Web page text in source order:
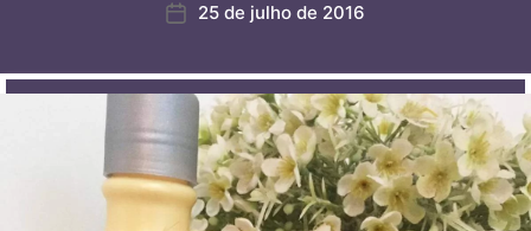
25 de julho de 2016